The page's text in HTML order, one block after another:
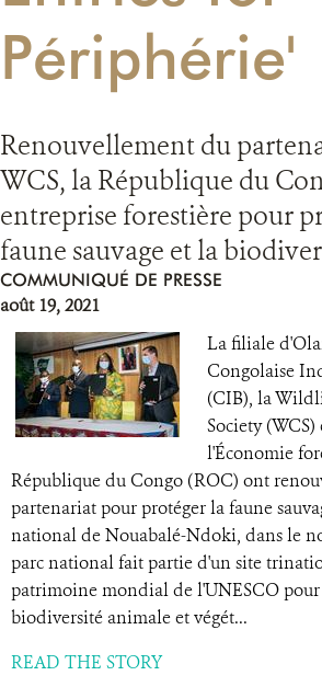
RESSOURCES
Périphérie'
Renouvellement du
WCS, la République du
entreprise forestière pour
faune sauvage et la
COMMUNIQUÉ DE PRESSE
août 19, 2021
La filiale
Congolaise
(CIB), la
Society
l'Économie
République du Congo (ROC) ont
partenariat pour protéger la faune
national de Nouabalé-Ndoki, dans le
parc national fait partie d'un site
patrimoine mondial de l'UNESCO
biodiversité animale et végét...
READ THE STORY